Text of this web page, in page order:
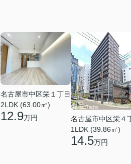
名古屋市中区栄１丁目
2LDK (63.00㎡)
12.9万円
名古屋市中区栄４
1LDK (39.86㎡)
14.5万円